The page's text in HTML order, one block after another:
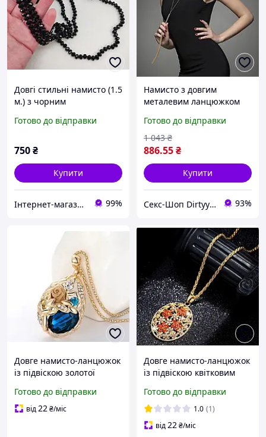
Довгі стильні намисто (1.5
м.) з чорним
08229
Готово до відправки
750₴
Купити
Інтернет-магазин "Magnit" 99%
Намисто з довгим
металевим ланцюжком
золотисте. Знижка Страус
Готово до відправки
886.55₴
1 043 ₴
Купити
Секс-Шоп Dirtyyy - Включи любовь! 93%
Довге намисто-ланцюжок
із підвіскою золотої
стразами
Готово до відправки
від22₴/міс
Довге намисто-ланцюжок
із підвіскою квітковим
кристалів.
Готово до відправки
1.0 (1)
від22₴/міс